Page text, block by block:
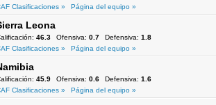
Clasificaciones »
Página del equipo »
Leona
46.3 Ofensiva: 0.7 Defensiva: 1.8
Clasificaciones »
Página del equipo »
45.9 Ofensiva: 0.6 Defensiva: 1.6
Clasificaciones »
Página del equipo »